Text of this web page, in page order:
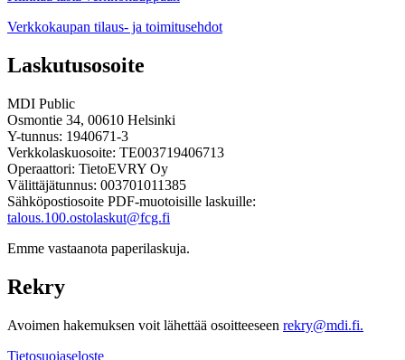
Verkkokaupan tilaus- ja toimitusehdot
Laskutusosoite
MDI Public
Osmontie 34, 00610 Helsinki
Y-tunnus: 1940671-3
Verkkolaskuosoite: TE003719406713
Operaattori: TietoEVRY Oy
Välittäjätunnus: 003701011385
Sähköpostiosoite PDF-muotoisille laskuille:
talous.100.ostolaskut@fcg.fi
Emme vastaanota paperilaskuja.
Rekry
Avoimen hakemuksen voit lähettää osoitteeseen rekry@mdi.fi.
Tietosuojaseloste